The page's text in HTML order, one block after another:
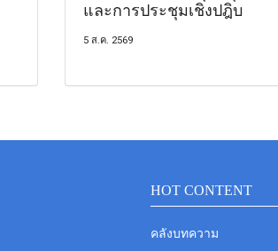
และการประชุมเชิงปฎิบ
5 ส.ค. 2569
HOT CONTENT
คลังบทความ